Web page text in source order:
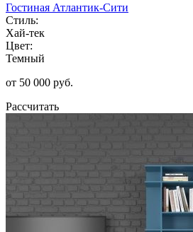
Гостиная Атлантик-Сити
Стиль:
Хай-тек
Цвет:
Темный
от 50 000 руб.
Рассчитать